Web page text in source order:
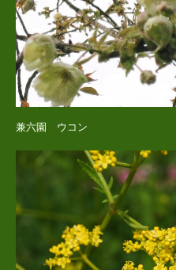
兼六園 ウコン